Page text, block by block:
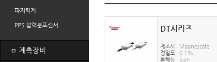
파지력계
PPS 압력분포센서
ㅁ 계측장비
DT시리즈
제조사 : Magnescale
정밀도 : 0.1%
분해능 : 5μm